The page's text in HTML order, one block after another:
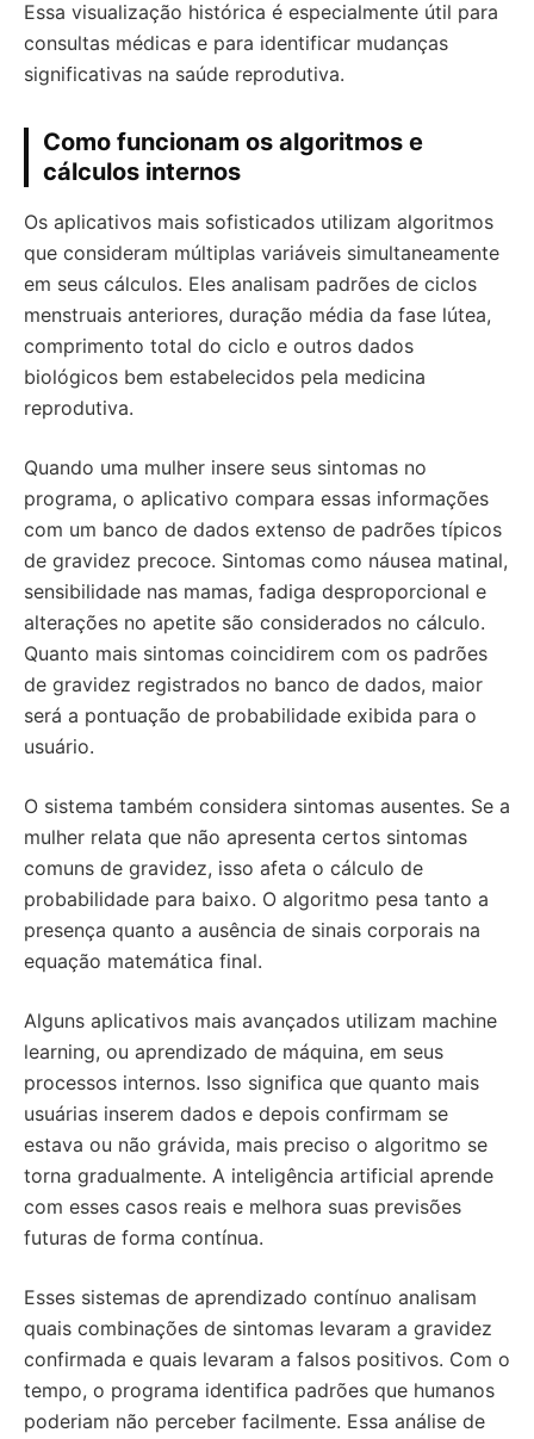
Essa visualização histórica é especialmente útil para
consultas médicas e para identificar mudanças
significativas na saúde reprodutiva.
Como funcionam os algoritmos e
cálculos internos
Os aplicativos mais sofisticados utilizam algoritmos
que consideram múltiplas variáveis simultaneamente
em seus cálculos. Eles analisam padrões de ciclos
menstruais anteriores, duração média da fase lútea,
comprimento total do ciclo e outros dados
biológicos bem estabelecidos pela medicina
reprodutiva.
Quando uma mulher insere seus sintomas no
programa, o aplicativo compara essas informações
com um banco de dados extenso de padrões típicos
de gravidez precoce. Sintomas como náusea matinal,
sensibilidade nas mamas, fadiga desproporcional e
alterações no apetite são considerados no cálculo.
Quanto mais sintomas coincidirem com os padrões
de gravidez registrados no banco de dados, maior
será a pontuação de probabilidade exibida para o
usuário.
O sistema também considera sintomas ausentes. Se a
mulher relata que não apresenta certos sintomas
comuns de gravidez, isso afeta o cálculo de
probabilidade para baixo. O algoritmo pesa tanto a
presença quanto a ausência de sinais corporais na
equação matemática final.
Alguns aplicativos mais avançados utilizam machine
learning, ou aprendizado de máquina, em seus
processos internos. Isso significa que quanto mais
usuárias inserem dados e depois confirmam se
estava ou não grávida, mais preciso o algoritmo se
torna gradualmente. A inteligência artificial aprende
com esses casos reais e melhora suas previsões
futuras de forma contínua.
Esses sistemas de aprendizado contínuo analisam
quais combinações de sintomas levaram a gravidez
confirmada e quais levaram a falsos positivos. Com o
tempo, o programa identifica padrões que humanos
poderiam não perceber facilmente. Essa análise de